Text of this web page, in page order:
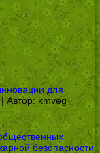
для
Автор: kmveg
безопасности